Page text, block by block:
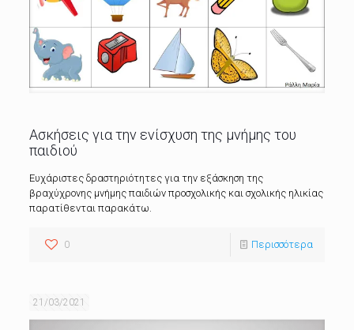
Ασκήσεις για την ενίσχυση της μνήμης του
παιδιού
Ευχάριστες δραστηριότητες για την εξάσκηση της
βραχύχρονης μνήμης παιδιών προσχολικής και σχολικής ηλικίας
παρατίθενται παρακάτω.
0 Περισσότερα
21/03/2021